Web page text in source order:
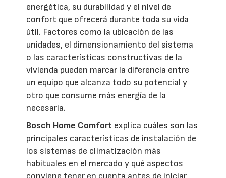
energética, su durabilidad y el nivel de
confort que ofrecerá durante toda su vida
útil. Factores como la ubicación de las
unidades, el dimensionamiento del sistema
o las características constructivas de la
vivienda pueden marcar la diferencia entre
un equipo que alcanza todo su potencial y
otro que consume más energía de la
necesaria.
Bosch Home Comfort explica cuáles son las
principales características de instalación de
los sistemas de climatización más
habituales en el mercado y qué aspectos